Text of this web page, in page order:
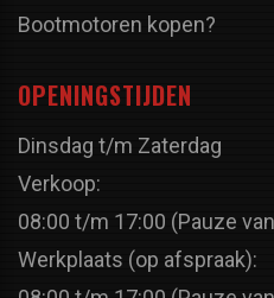
Bootmotoren kopen?
OPENINGSTIJDEN
Dinsdag t/m Zaterdag
Verkoop:
08:00 t/m 17:00 (Pauze
Werkplaats (op afspraak):